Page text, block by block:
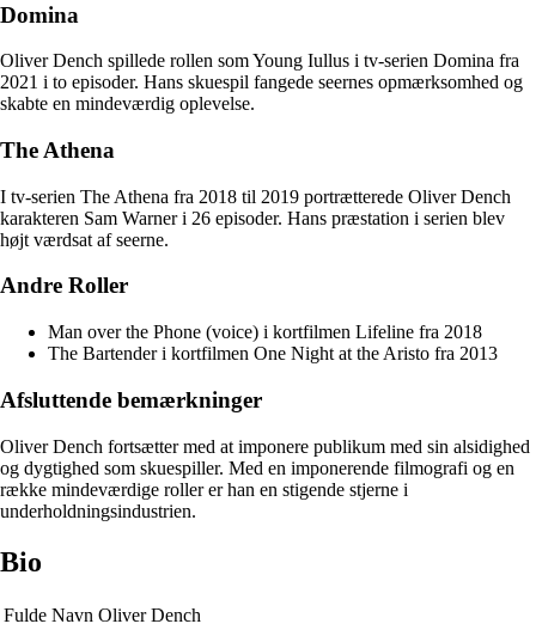
Domina
Oliver Dench spillede rollen som Young Iullus i tv-serien Domina fra
2021 i to episoder. Hans skuespil fangede seernes opmærksomhed og
skabte en mindeværdig oplevelse.
The Athena
I tv-serien The Athena fra 2018 til 2019 portrætterede Oliver Dench
karakteren Sam Warner i 26 episoder. Hans præstation i serien blev
højt værdsat af seerne.
Andre Roller
Man over the Phone (voice) i kortfilmen Lifeline fra 2018
The Bartender i kortfilmen One Night at the Aristo fra 2013
Afsluttende bemærkninger
Oliver Dench fortsætter med at imponere publikum med sin alsidighed
og dygtighed som skuespiller. Med en imponerende filmografi og en
række mindeværdige roller er han en stigende stjerne i
underholdningsindustrien.
Bio
Fulde Navn Oliver Dench